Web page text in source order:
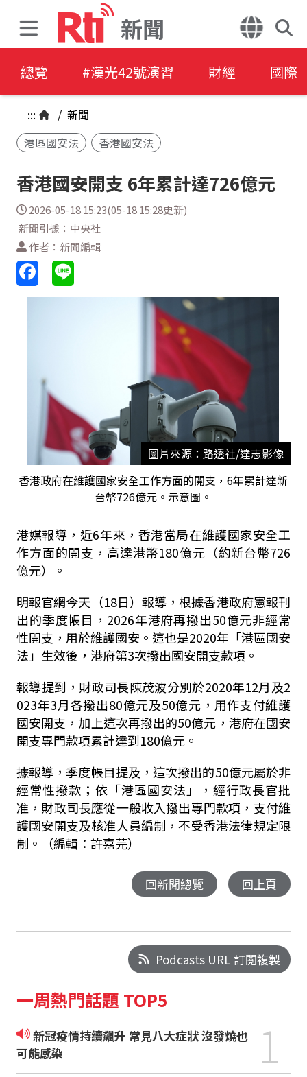
新聞
總覽 #漢光42號演習 財經 國際
::: / 新聞
港區國安法
香港國安法
香港國安開支 6年累計達726億元
2026-05-18 15:23(05-18 15:28更新)
新聞引據：中央社
作者：新聞編輯
圖片來源：路透社/達志影像
香港政府在維護國家安全工作方面的開支，6年累計達新
台幣726億元。示意圖。
港媒報導，近6年來，香港當局在維護國家安全工
作方面的開支，高達港幣180億元（約新台幣726
億元）。
明報官網今天（18日）報導，根據香港政府憲報刊
出的季度帳目，2026年港府再撥出50億元非經常
性開支，用於維護國安。這也是2020年「港區國安
法」生效後，港府第3次撥出國安開支款項。
報導提到，財政司長陳茂波分別於2020年12月及2
023年3月各撥出80億元及50億元，用作支付維護
國安開支，加上這次再撥出的50億元，港府在國安
開支專門款項累計達到180億元。
據報導，季度帳目提及，這次撥出的50億元屬於非
經常性撥款；依「港區國安法」，經行政長官批
准，財政司長應從一般收入撥出專門款項，支付維
護國安開支及核准人員編制，不受香港法律規定限
制。（編輯：許嘉芫）
回新聞總覽 回上頁
Podcasts URL 訂閱複製
一周熱門話題 TOP5
新冠疫情持續飆升 常見八大症狀 沒發燒也
可能感染
1